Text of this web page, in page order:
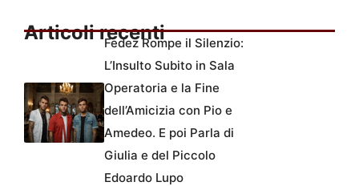
Articoli recentiFedez Rompe il Silenzio:
L’Insulto Subito in Sala
Operatoria e la Fine
dell’Amicizia con Pio e
Amedeo. E poi Parla di
Giulia e del Piccolo
Edoardo Lupo